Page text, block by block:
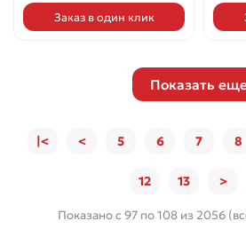
Заказ в один клик
Показать
|< < 5 6 7 8
12 13 >
Показано с 97 по 108 из 2056